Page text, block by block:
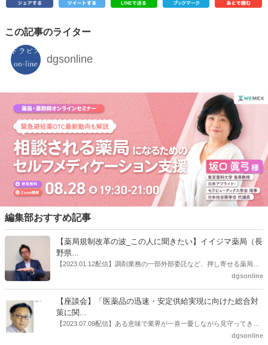
この記事のライター
dgsonline
編集部おすすめ記事
【薬局規制改革の波_この人に聞きたい】イイジマ薬局（長
野県...
【2023.01.12配信】調剤業務の一部外部委託など、押し寄せる薬局業
界への規制改革の波。この規制改革の波を薬局業界はどう受け止めた
はないだろうか。本紙ではこうした問題について、厚労省「薬局薬剤
師の業務及び薬局の機能に関するワーキンググループ」に参考人とし
ても出席していたイイジマ薬局（長野県上田市）開設者である飯島裕
dgsonline
【座談会】「医薬品の迅速・安定供給実現に向けた総合対
策に関...
【2023.07.09配信】ある意味で業界が一喜一憂しながら見守ってきた
厚労省「医薬品の迅速・安定供給実現に向けた総合対策に関する有識
dgsonline